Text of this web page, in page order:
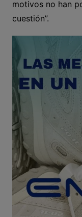
motivos no han
cuestión”.